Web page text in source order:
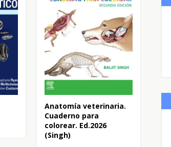
Anatomía veterinaria.
Cuaderno para
colorear. Ed.2026
(Singh)